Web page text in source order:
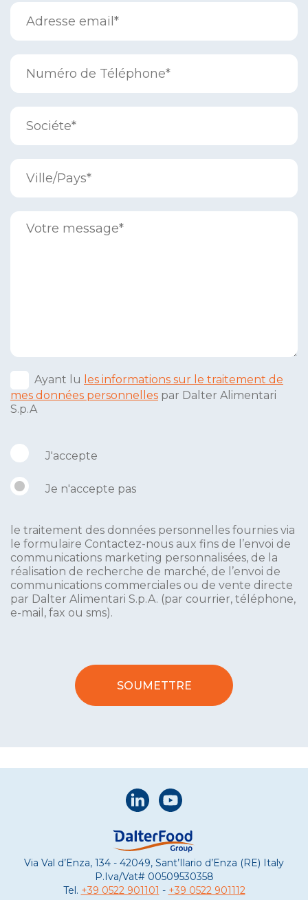
Ayant lu les informations sur le traitement de
mes données personnelles par Dalter Alimentari
S.p.A
J'accepte
Je n'accepte pas
le traitement des données personnelles fournies via
le formulaire Contactez-nous aux fins de l’envoi de
communications marketing personnalisées, de la
réalisation de recherche de marché, de l’envoi de
communications commerciales ou de vente directe
par Dalter Alimentari S.p.A. (par courrier, téléphone,
e-mail, fax ou sms).
Via Val d’Enza, 134 - 42049, Sant’Ilario d’Enza (RE) Italy
P.Iva/Vat#00509530358
Tel. +39 0522 901101 - +39 0522 901112